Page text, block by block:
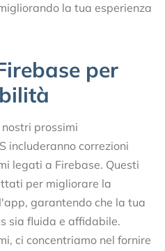
la tua esperienza
per
prossimi
includeranno correzioni
legati a Firebase. Questi
per migliorare la
garantendo che la tua
sia fluida e affidabile.
ci concentriamo nel fornire